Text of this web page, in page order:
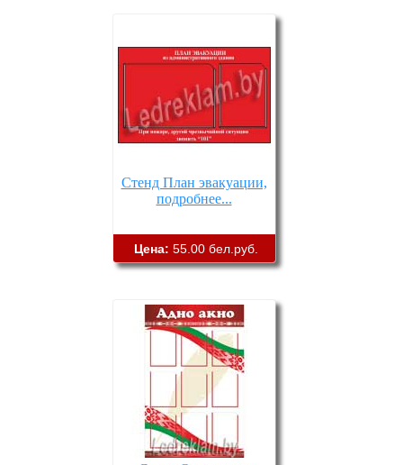
Стенд План эвакуации,
подробнее...
Цена: 55.00 бел.руб.